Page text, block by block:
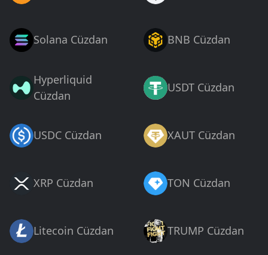
Solana Cüzdan BNB Cüzdan
Hyperliquid
Cüzdan
USDT Cüzdan
USDC Cüzdan XAUT Cüzdan
XRP Cüzdan TON Cüzdan
Litecoin Cüzdan TRUMP Cüzdan